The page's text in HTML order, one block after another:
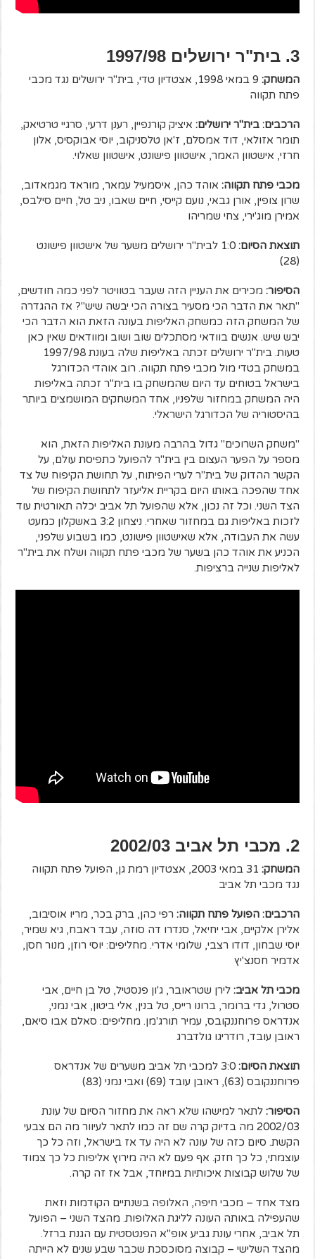
3. בית"ר ירושלים 1997/98
המשחק:
9 במאי 1998, אצטדיון טדי, בית"ר ירושלים נגד מכבי
פתח תקווה
הרכבים: בית"ר ירושלים: איציק קורנפיין, רענן דרעי, סרגיי טרטיאק,
תומר אזולאי, דוד אמסלם, ז'אן טלסניקוב, יוסי אבוקסיס, אלון
חרזי, אישטוון האמר, אישטוון פישונט, אישטוון שאלוי.
מכבי פתח תקווה: אוהד כהן, איסמעיל עמאר, מוראד מגמאדוב,
שרון צופין, אורן גבאי, נועם קייסי, חיים שאבו, ניב טל, חיים סילבס,
אמירן מוג'ירי, צחי שמריהו
תוצאת הסיום:
1:0 לבית"ר ירושלים משער של אישטוון פישונט
(28)
הסיפור: מכירים את העניין הזה שעבר בטוויטר לפני כמה חודשים,
"תאר את הדבר הכי מסעיר בצורה הכי יבשה שיש"? אז ההגדרה
של המשחק הזה כמשחק האליפות בעונה הזאת הוא הדבר הכי
יבש שיש. אנשים בוודאי מסתכלים שוב ושוב ומוודאים שאין כאן
טעות. בית"ר ירושלים זכתה באליפות שלה בעונת 1997/98
במשחק בטדי מול מכבי פתח תקווה. רוב אוהדי הכדורגל
בישראל בטוחים עד היום שהמשחק בו בית"ר זכתה באליפות
היה המשחק במחזור שלפניו, אחד המשחקים המושמצים ביותר
בהיסטוריה של הכדורגל הישראלי.
"משחק השרוכים" גדול בהרבה מעונת האליפות הזאת, הוא
מספר על הפער העצום בין בית"ר להפועל כתפיסת עולם, על
הקשר ההדוק של בית"ר לערי הפיתוח, על תחושת הקיפוח של צד
אחד שהפכה באותו היום בקריית אליעזר לתחושת הקיפוח של
הצד השני. וכל זה נכון, אלא שהפועל תל אביב יכלה תאורטית עוד
לזכות באליפות גם במחזור שאחרי. ניצחון 3:2 באשקלון כמעט
עשה את העבודה, אלא שאישטוון פישונט, כמו בשבוע שלפני,
הכניע את אוהד כהן בשער של מכבי פתח תקווה ושלח את בית"ר
לאליפות שנייה ברציפות.
2. מכבי תל אביב 2002/03
המשחק:
31 במאי 2003, אצטדיון רמת גן, הפועל פתח תקווה
נגד מכבי תל אביב
הרכבים: הפועל פתח תקווה: רפי כהן, ברק בכר, מריו אוסיבוב,
אלירן אלקיים, אבי יחיאל, סנדרו דה סוזה, עבד ראבח, גיא שמיר,
יוסי שבחון, דודו רצבי, שלומי אדרי. מחליפים: יוסי רוזן, מנור חסן,
אדמיר חסנצ'יץ
מכבי תל אביב:לירן שטראובר, ג'ון פנסטיל, טל בן חיים, אבי
סטרול, גדי ברומר, ברונו רייס, טל בנין, אלי ביטון, אבי נמני,
אנדראס פרוחננקובס, עמיר תורג'מן. מחליפים: סאלם אבו סיאם,
ראובן עובד, רודריגו גולדברג
תוצאת הסיום:
3:0 למכבי תל אביב משערים של אנדראס
פרוחננקובס (63), ראובן עובד (69) ואבי נמני (83)
הסיפור: לתאר למישהו שלא ראה את מחזור הסיום של עונת
2002/03 מה בדיוק קרה שם זה כמו לתאר לעיוור מה הם צבעי
הקשת. סיום כזה של עונה לא היה עד אז בישראל, וזה כל כך
עוצמתי, כל כך חזק. אף פעם לא היה מירוץ אליפות כל כך צמוד
של שלוש קבוצות איכותיות במיוחד, אבל אז זה קרה.
מצד אחד – מכבי חיפה, האלופה בשנתיים הקודמות וזאת
שהעפילה באותה העונה לליגת האלופות. מהצד השני – הפועל
תל אביב, אחרי עונת גביע אופ"א הפנטסטית עם הגנת ברזל.
מהצד השלישי – קבוצה מסוכסכת שכבר שבע שנים לא הייתה